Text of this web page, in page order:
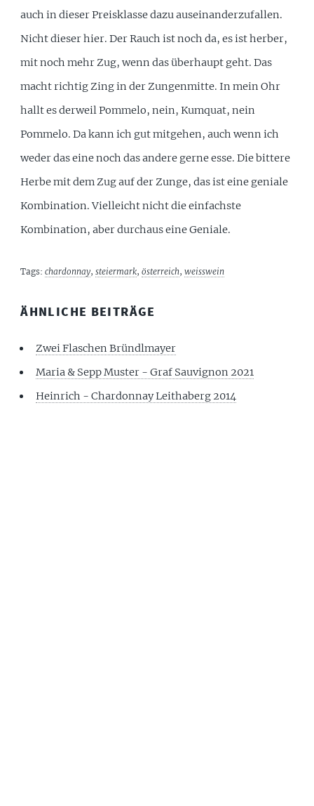
auch in dieser Preisklasse dazu auseinanderzufallen.
Nicht dieser hier. Der Rauch ist noch da, es ist herber,
mit noch mehr Zug, wenn das überhaupt geht. Das
macht richtig Zing in der Zungenmitte. In mein Ohr
hallt es derweil Pommelo, nein, Kumquat, nein
Pommelo. Da kann ich gut mitgehen, auch wenn ich
weder das eine noch das andere gerne esse. Die bittere
Herbe mit dem Zug auf der Zunge, das ist eine geniale
Kombination. Vielleicht nicht die einfachste
Kombination, aber durchaus eine Geniale.
Tags:chardonnay,steiermark,österreich,weisswein
ÄHNLICHE BEITRÄGE
Zwei Flaschen Bründlmayer
Maria & Sepp Muster - Graf Sauvignon 2021
Heinrich - Chardonnay Leithaberg 2014